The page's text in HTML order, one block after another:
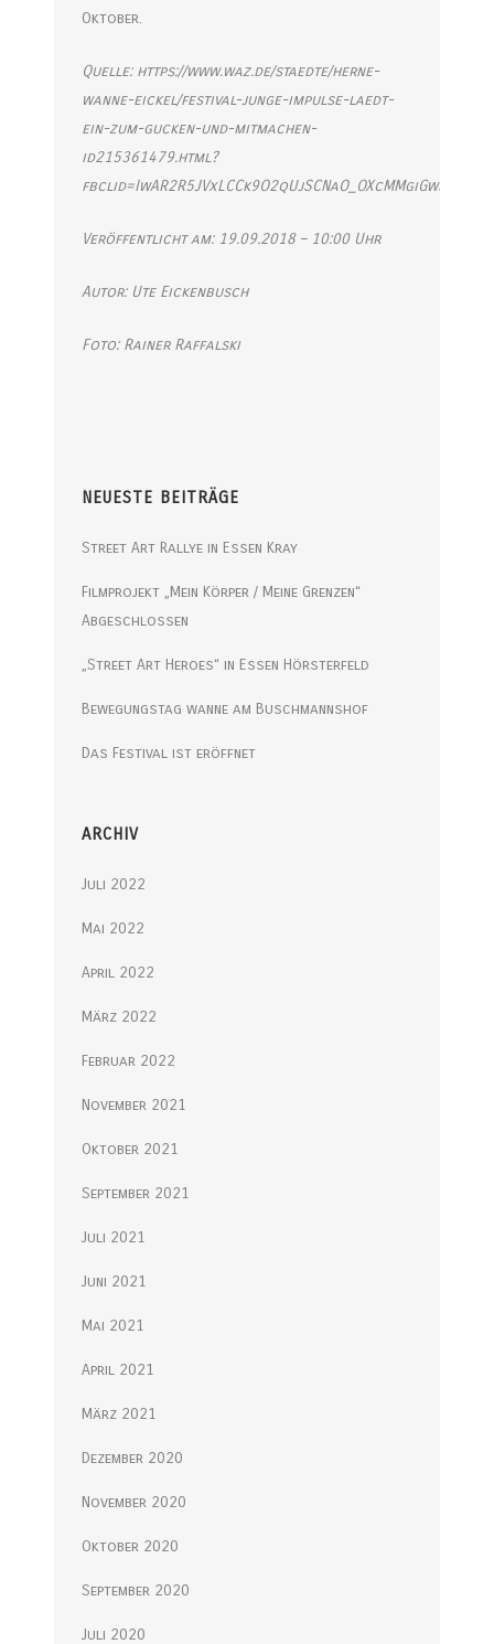
Oktober.
Quelle: https://www.waz.de/staedte/herne-
wanne-eickel/festival-junge-impulse-laedt-
ein-zum-gucken-und-mitmachen-
id215361479.html?
Veröffentlicht am: 19.09.2018 – 10:00 Uhr
Autor: Ute Eickenbusch
Foto: Rainer Raffalski
NEUESTE BEITRÄGE
Street Art Rallye in Essen Kray
Filmprojekt „Mein Körper / Meine Grenzen“
Abgeschlossen
„Street Art Heroes“ in Essen Hörsterfeld
Bewegungstag wanne am Buschmannshof
Das Festival ist eröffnet
ARCHIV
Juli 2022
Mai 2022
April 2022
März 2022
Februar 2022
November 2021
Oktober 2021
September 2021
Juli 2021
Juni 2021
Mai 2021
April 2021
März 2021
Dezember 2020
November 2020
Oktober 2020
September 2020
Juli 2020